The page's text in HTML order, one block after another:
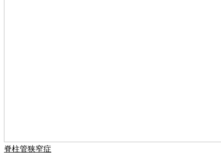
脊柱管狭窄症